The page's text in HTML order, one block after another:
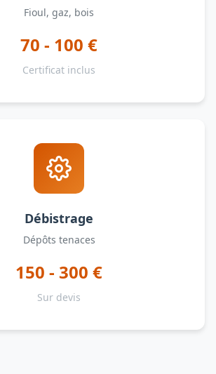
Fioul, gaz, bois
70 - 100 €
Certificat inclus
Débistrage
Dépôts tenaces
150 - 300 €
Sur devis